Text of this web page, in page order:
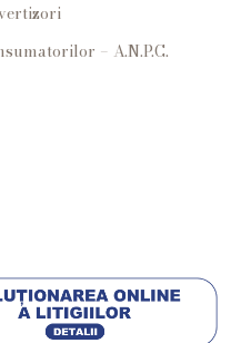
– A.N.P.C.